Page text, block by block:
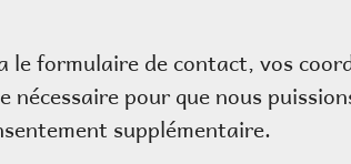
formulaire de contact, vos
pour que nous
supplémentaire.